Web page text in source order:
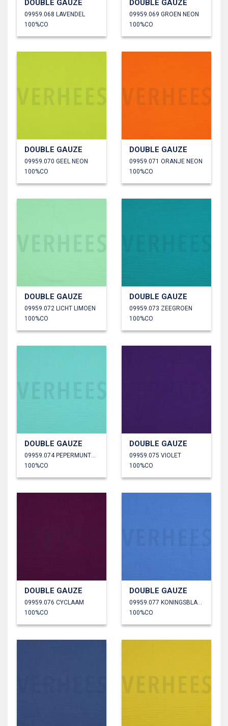
DOUBLE GAUZE
09959.068 LAVENDEL
100%CO
DOUBLE GAUZE
09959.069 GROEN NEON
100%CO
DOUBLE GAUZE
09959.070 GEEL NEON
100%CO
DOUBLE GAUZE
09959.071 ORANJE NEON
100%CO
DOUBLE GAUZE
09959.072 LICHT LIMOEN
100%CO
DOUBLE GAUZE
09959.073 ZEEGROEN
100%CO
DOUBLE GAUZE
09959.074 PEPERMUNTGROEN
100%CO
DOUBLE GAUZE
09959.075 VIOLET
100%CO
DOUBLE GAUZE
09959.076 CYCLAAM
100%CO
DOUBLE GAUZE
09959.077 KONINGSBLAUW
100%CO